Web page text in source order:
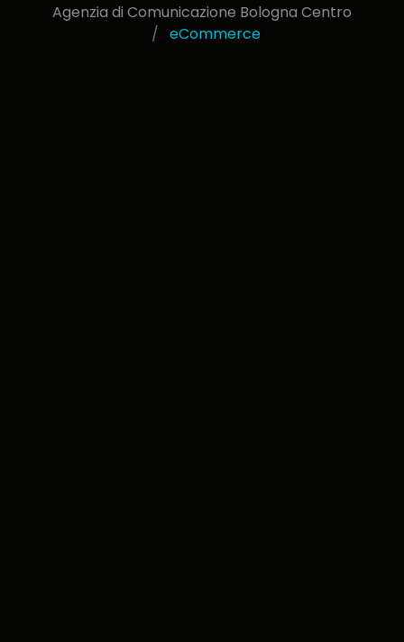
Agenzia di Comunicazione Bologna Centro
eCommerce